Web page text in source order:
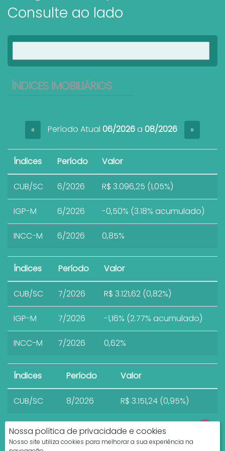
Nossa política de privacidade e cookies
Nosso site utiliza cookies para melhorar a sua experiência na
Consulte ao lado
ÍNDICES IMOBILIÁRIOS
« Período Atual 06/2026a 08/2026 »
Índices Período Valor
CUB/SC 6/2026 R$ 3.096,25 (1,05%)
IGP-M 6/2026 -0,50% (3.18% acumulado)
INCC-M 6/2026 0,85%
Índices Período Valor
CUB/SC 7/2026 R$ 3.121,62 (0,82%)
IGP-M 7/2026 -1,16% (2.77% acumulado)
INCC-M 7/2026 0,62%
Índices Período Valor
CUB/SC 8/2026 R$ 3.151,24 (0,95%)